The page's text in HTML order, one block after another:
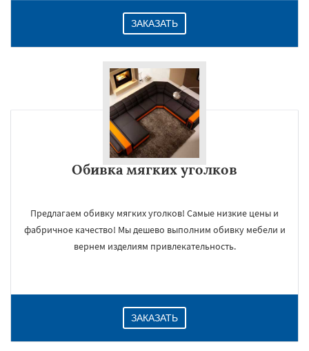
ЗАКАЗАТЬ
Обивка мягких уголков
Предлагаем обивку мягких уголков! Самые низкие цены и
фабричное качество! Мы дешево выполним обивку мебели и
вернем изделиям привлекательность.
ЗАКАЗАТЬ